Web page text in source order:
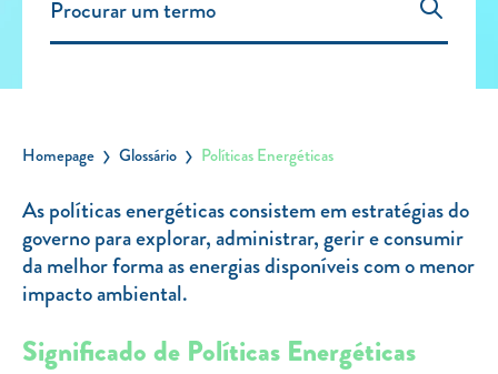
Carregar Fora de Casa
Leituras
Sobre nós
Contactos
FAQ
Blog
Mais informações
Homepage Glossário Políticas Energéticas
As políticas energéticas consistem em estratégias do
governo para explorar, administrar, gerir e consumir
da melhor forma as energias disponíveis com o menor
impacto ambiental.
Significado de Políticas Energéticas